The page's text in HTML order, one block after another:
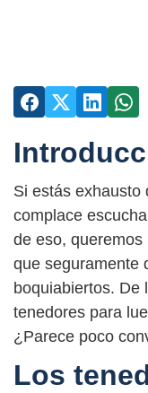
Si estás exhausto
complace
de eso,
que seguramente
boquiabiertos. De
tenedores para
¿Parece poco
Los